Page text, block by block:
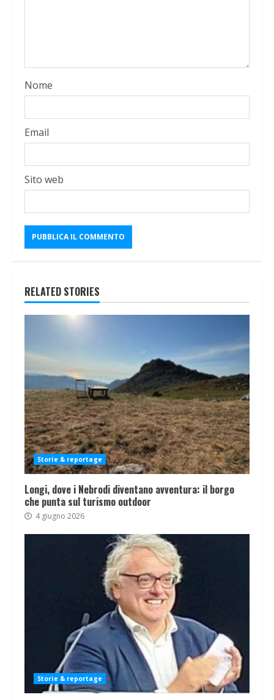
Nome
Email
Sito web
RELATED STORIES
Storie & reportage
Longi, dove i Nebrodi diventano avventura: il borgo
che punta sul turismo outdoor
4 giugno 2026
Storie & reportage